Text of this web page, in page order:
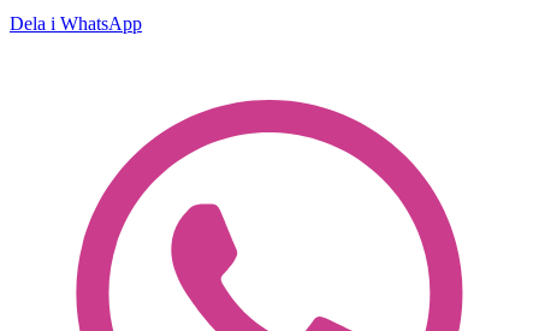
Dela i WhatsApp